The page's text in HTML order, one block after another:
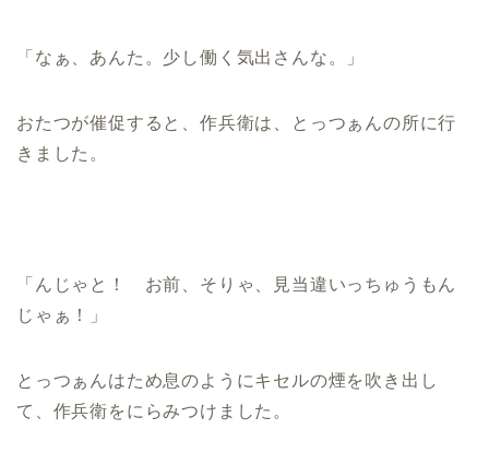
「なぁ、あんた。少し働く気出さんな。」
おたつが催促すると、作兵衛は、とっつぁんの所に行
きました。
「んじゃと！ お前、そりゃ、見当違いっちゅうもん
じゃぁ！」
とっつぁんはため息のようにキセルの煙を吹き出し
て、作兵衛をにらみつけました。